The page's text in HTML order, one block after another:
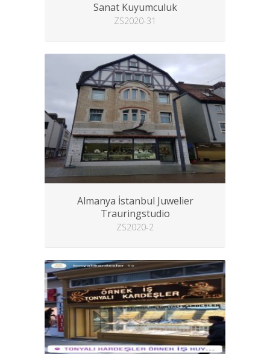
Sanat Kuyumculuk
ZS2020-31
Almanya İstanbul Juwelier
Trauringstudio
ZS2020-2